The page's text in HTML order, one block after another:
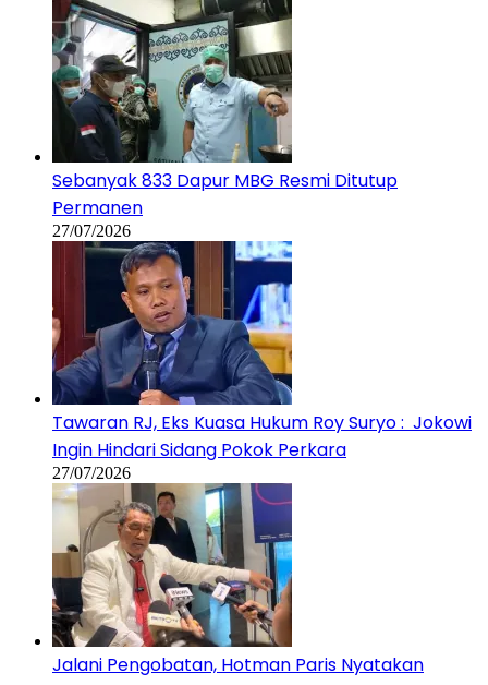
Sebanyak 833 Dapur MBG Resmi Ditutup
Permanen
27/07/2026
Tawaran RJ, Eks Kuasa Hukum Roy Suryo : Jokowi
Ingin Hindari Sidang Pokok Perkara
27/07/2026
Jalani Pengobatan, Hotman Paris Nyatakan